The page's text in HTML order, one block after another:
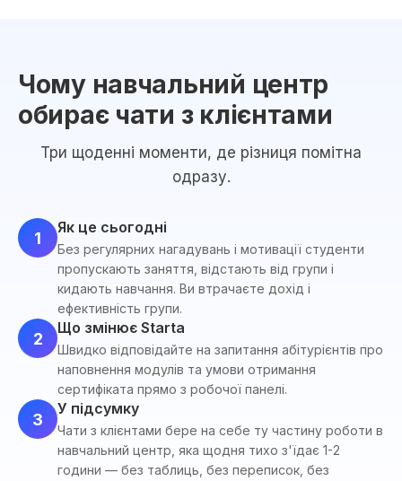
Чому навчальний центр
обирає чати з клієнтами
Три щоденні моменти, де різниця помітна
одразу.
1
Як це сьогодні
Без регулярних нагадувань і мотивації студенти
пропускають заняття, відстають від групи і
кидають навчання. Ви втрачаєте дохід і
ефективність групи.
2
Що змінює Starta
Швидко відповідайте на запитання абітурієнтів про
наповнення модулів та умови отримання
сертифіката прямо з робочої панелі.
3
У підсумку
Чати з клієнтами бере на себе ту частину роботи в
навчальний центр, яка щодня тихо з'їдає 1-2
години — без таблиць, без переписок, без